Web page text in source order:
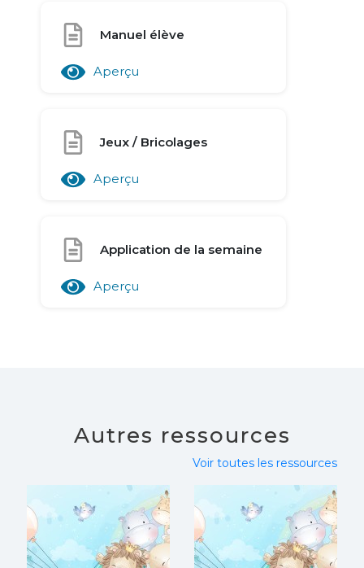
Manuel élève
Aperçu
Jeux / Bricolages
Aperçu
Application de la semaine
Aperçu
Autres ressources
Voir toutes les ressources